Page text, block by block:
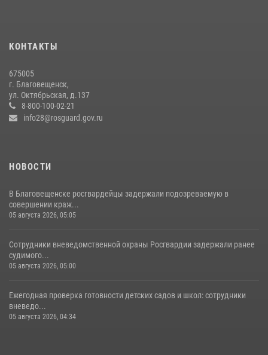
28 июля 2026, 02:00
моноярмарке
13 июля 2026, 03:27
КОНТАКТЫ
675005
г. Благовещенск,
ул. Октябрьская, д.137
8-800-100-02-21
info28@rosguard.gov.ru
НОВОСТИ
В Благовещенске росгвардейцы задержали подозреваемую в
совершении краж...
05 августа 2026, 05:05
Сотрудники вневедомственной охраны Росгвардии задержали ранее
судимого...
05 августа 2026, 05:00
Ежегодная проверка готовности детских садов и школ: сотрудники
вневедо...
05 августа 2026, 04:34